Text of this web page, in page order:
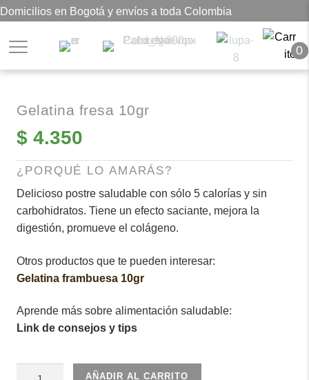
Domicilios en Bogotá y envíos a toda Colombia
0
Gelatina fresa 10gr
$ 4.350
¿PORQUÉ LO AMARÁS?
Delicioso postre saludable con sólo 5 calorías y sin
carbohidratos. Tiene un efecto saciante, mejora la
digestión, promueve el colágeno.
Otros productos que te pueden interesar:
Gelatina frambuesa 10gr
Aprende más sobre alimentación saludable:
Link de consejos y tips
AÑADIR AL CARRITO